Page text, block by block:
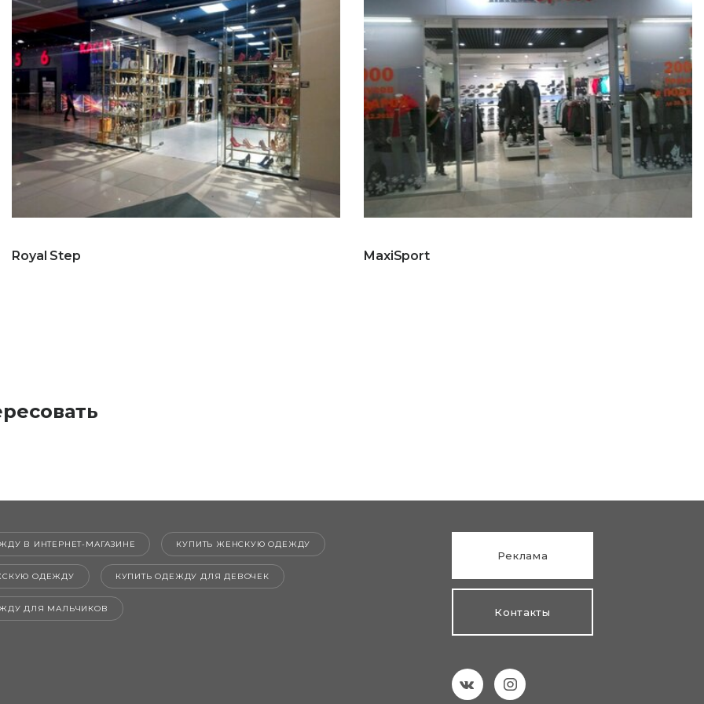
Royal Step MaxiSport
В ИНТЕРНЕТ-МАГАЗИНЕ КУПИТЬ ЖЕНСКУЮ ОДЕЖДУ
ОДЕЖДУ КУПИТЬ ОДЕЖДУ ДЛЯ ДЕВОЧЕК
ДЛЯ МАЛЬЧИКОВ
Реклама
Контакты